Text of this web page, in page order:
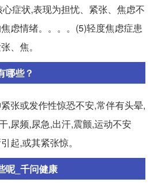
症状,表现为担忧、紧张、焦虑不
虑情绪。。。。(5)轻度焦虑症患
、焦。
哪些？
张或发作性惊恐不安,常伴有头晕,
,尿频,尿急,出汗,震颤,运动不安
起,或其紧张惊。
呢_千问健康